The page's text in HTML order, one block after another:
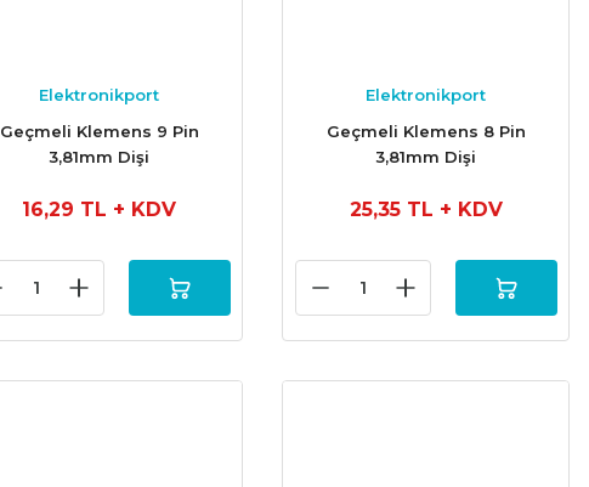
Elektronikport
Geçmeli Klemens 9 Pin
3,81mm Dişi
16,29 TL + KDV
Elektronikport
Geçmeli Klemens 8 Pin
3,81mm Dişi
25,35 TL + KDV